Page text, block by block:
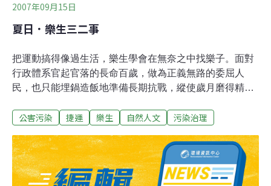
2007年09月15日
夏日．樂生三二事
把運動搞得像過生活，樂生學會在無奈之中找樂子。面對
行政體系官起官落的長命百歲，做為正義無路的委屈人
民，也只能埋鍋造飯地準備長期抗戰，縱使歲月磨得精疲
界大變。到樂生，常常看著杵在中山堂門旁的剛彈大哥，
樂生，要他好看！」但是，布舊了、鐵鏽了，剛彈坐著不
動，樂生還是得靠自己，過生活拼運動。727，樂生築了
一面紀念牆，舉行活動時，李會長的容顏映在牆面之上，
公害污染 捷運 樂生 自然人文 污染治理